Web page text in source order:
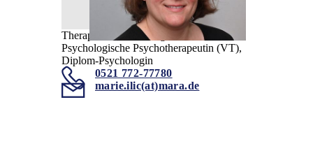
Therapeutische Leitung MZEB
Psychologische Psychotherapeutin (VT),
Diplom-Psychologin
0521 772-77780
marie.ilic(at)mara.de